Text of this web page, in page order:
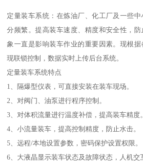
定量装车系统：在炼油厂、化工厂及一些
分频繁。提高装车速度、精度和安全性，
象一直是影响装车作业的重要因素。现根
现联锁控制，数据实时上传后台系统。
定量装车系统特点
1、隔爆型仪表，可直接安装在装车现场。
2、对阀门、油泵进行程序控制。
3、对体积流量进行温度补偿，提高装车精度。
4、小流量装车，提高控制精度，防止水击。
5、远程/本地设置参数，密码保护设置权限。
6、大液晶显示装车状态及故障状态，人机交